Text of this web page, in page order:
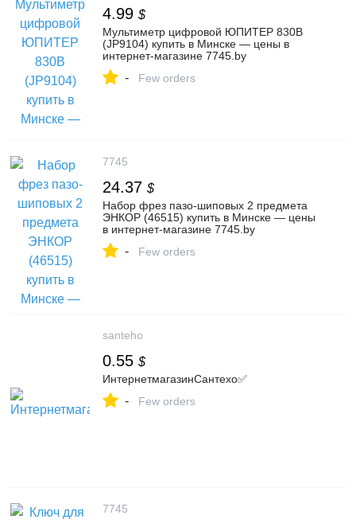
4.99 $
Мультиметр цифровой ЮПИТЕР 830B
(JP9104) купить в Минске — цены в
интернет-магазине 7745.by
- Few orders
7745
24.37 $
Набор фрез пазо-шиповых 2 предмета
ЭНКОР (46515) купить в Минске — цены
в интернет-магазине 7745.by
- Few orders
santeho
0.55 $
ИнтернетмагазинСантехо✅
- Few orders
7745